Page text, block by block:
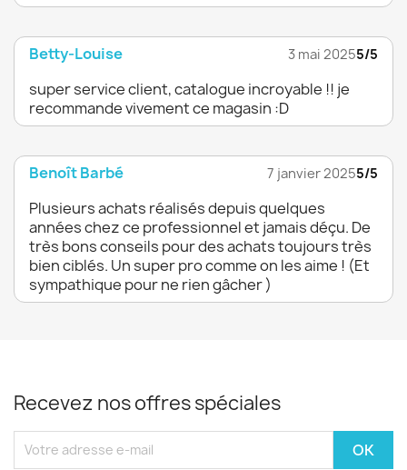
Betty-Louise 3 mai 20255/5
super service client, catalogue incroyable !! je
recommande vivement ce magasin :D
Benoît Barbé 7 janvier 20255/5
Plusieurs achats réalisés depuis quelques
années chez ce professionnel et jamais déçu. De
très bons conseils pour des achats toujours très
bien ciblés. Un super pro comme on les aime ! (Et
sympathique pour ne rien gâcher )
Recevez nos offres spéciales